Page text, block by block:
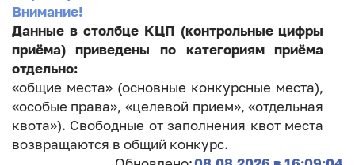
Внимание!
Данные в столбце КЦП (контрольные цифры
приёма) приведены по категориям приёма
отдельно:
«общие места» (основные конкурсные места),
«особые права», «целевой прием», «отдельная
квота»). Свободные от заполнения квот места
возвращаются в общий конкурс.